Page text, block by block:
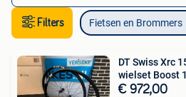
Filters Fietsen en Brommers
DT Swiss Xrc
wielset Boost
€ 972,00